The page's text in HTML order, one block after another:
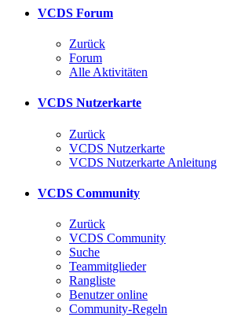
VCDS Forum
Zurück
Forum
Alle Aktivitäten
VCDS Nutzerkarte
Zurück
VCDS Nutzerkarte
VCDS Nutzerkarte Anleitung
VCDS Community
Zurück
VCDS Community
Suche
Teammitglieder
Rangliste
Benutzer online
Community-Regeln